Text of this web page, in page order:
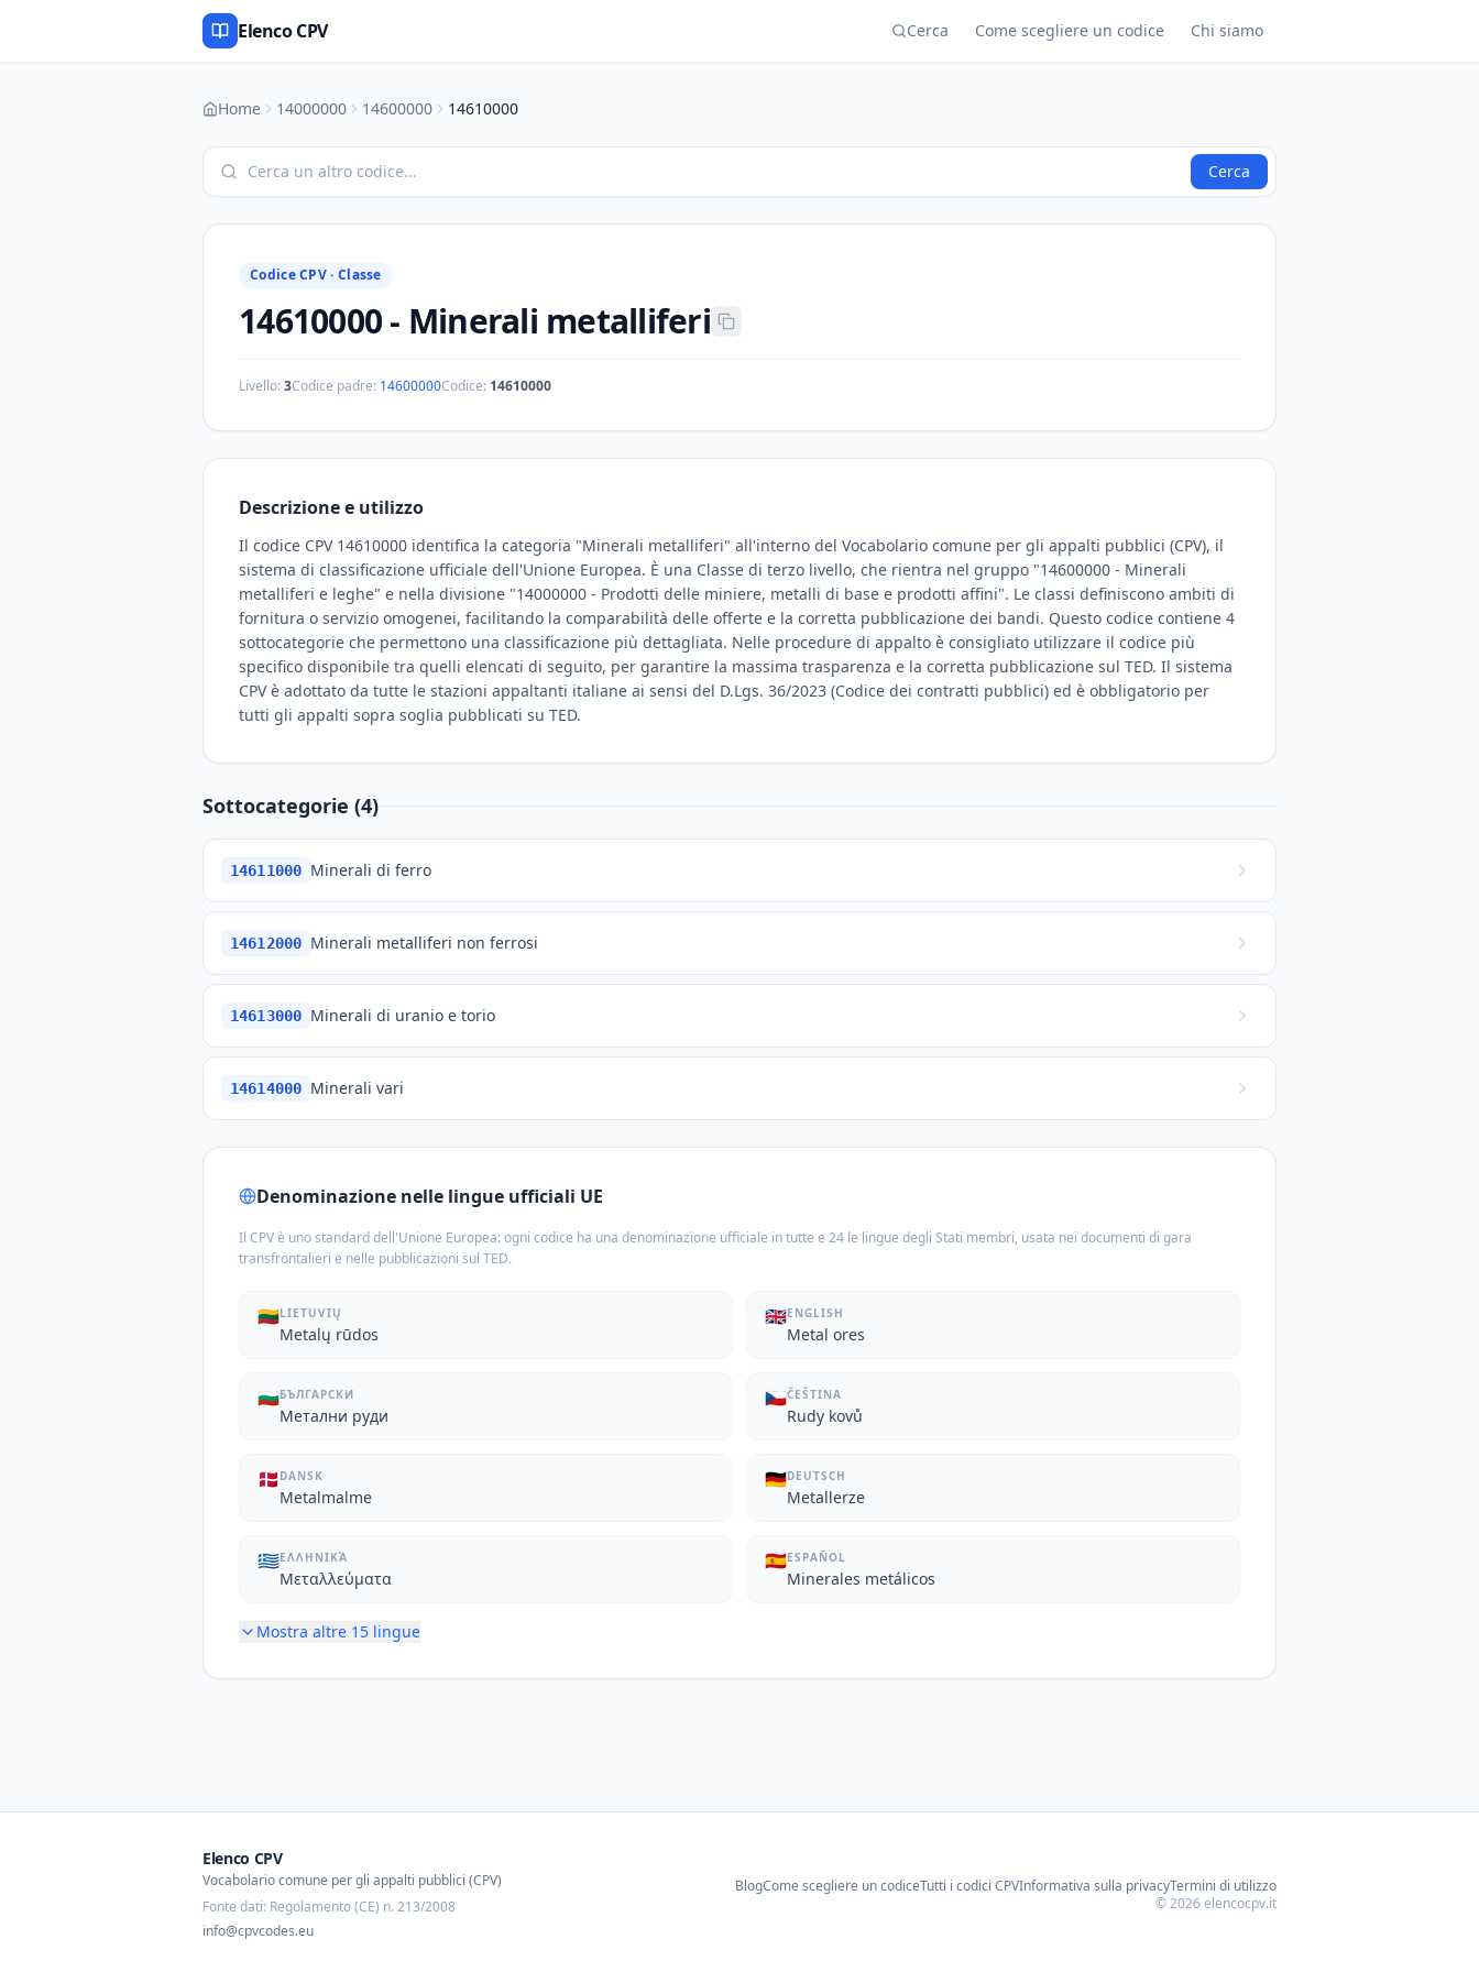
Elenco CPV Cerca Come scegliere un codice Chi siamo
Home 14000000 14600000 14610000
Cerca
Codice CPV · Classe
14610000- Minerali metalliferi
Livello:3Codice padre: 14600000Codice: 14610000
Descrizione e utilizzo
Il codice CPV 14610000 identifica la categoria "Minerali metalliferi" all'interno del Vocabolario comune per gli appalti pubblici (CPV), il
sistema di classificazione ufficiale dell'Unione Europea. È una Classe di terzo livello, che rientra nel gruppo "14600000 - Minerali
metalliferi e leghe" e nella divisione "14000000 - Prodotti delle miniere, metalli di base e prodotti affini". Le classi definiscono ambiti di
fornitura o servizio omogenei, facilitando la comparabilità delle offerte e la corretta pubblicazione dei bandi. Questo codice contiene 4
sottocategorie che permettono una classificazione più dettagliata. Nelle procedure di appalto è consigliato utilizzare il codice più
specifico disponibile tra quelli elencati di seguito, per garantire la massima trasparenza e la corretta pubblicazione sul TED. Il sistema
CPV è adottato da tutte le stazioni appaltanti italiane ai sensi del D.Lgs. 36/2023 (Codice dei contratti pubblici) ed è obbligatorio per
tutti gli appalti sopra soglia pubblicati su TED.
Sottocategorie (4)
14611000 Minerali di ferro
14612000 Minerali metalliferi non ferrosi
14613000 Minerali di uranio e torio
14614000 Minerali vari
Denominazione nelle lingue ufficiali UE
Il CPV è uno standard dell'Unione Europea: ogni codice ha una denominazione ufficiale in tutte e 24 le lingue degli Stati membri, usata nei documenti di gara
transfrontalieri e nelle pubblicazioni sul TED.
🇱🇹LIETUVIŲ
Metalų rūdos
🇬🇧ENGLISH
Metal ores
🇧🇬БЪЛГАРСКИ
Метални руди
🇨🇿ČEŠTINA
Rudy kovů
🇩🇰 DANSK
Metalmalme
🇩🇪DEUTSCH
Metallerze
🇬🇷ΕΛΛΗΝΙΚΆ
Μεταλλεύματα
🇪🇸ESPAÑOL
Minerales metálicos
Mostra altre 15 lingue
Elenco CPV
Vocabolario comune per gli appalti pubblici (CPV)
Fonte dati: Regolamento (CE) n. 213/2008
info@cpvcodes.eu
BlogCome scegliere un codiceTutti i codici CPVInformativa sulla privacyTermini di utilizzo
©2026elencocpv.it